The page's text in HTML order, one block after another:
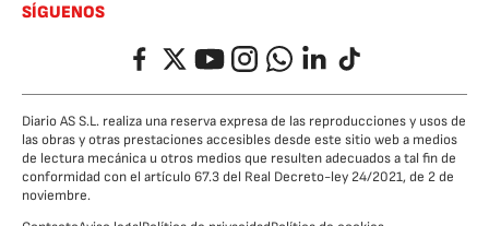
SÍGUENOS
FacebookTwitterYouTubeInstagramWhatsappLinkedIn
TikTok
Diario AS S.L. realiza una reserva expresa de las reproducciones y usos de
las obras y otras prestaciones accesibles desde este sitio web a medios
de lectura mecánica u otros medios que resulten adecuados a tal fin de
conformidad con el artículo 67.3 del Real Decreto-ley 24/2021, de 2 de
noviembre.